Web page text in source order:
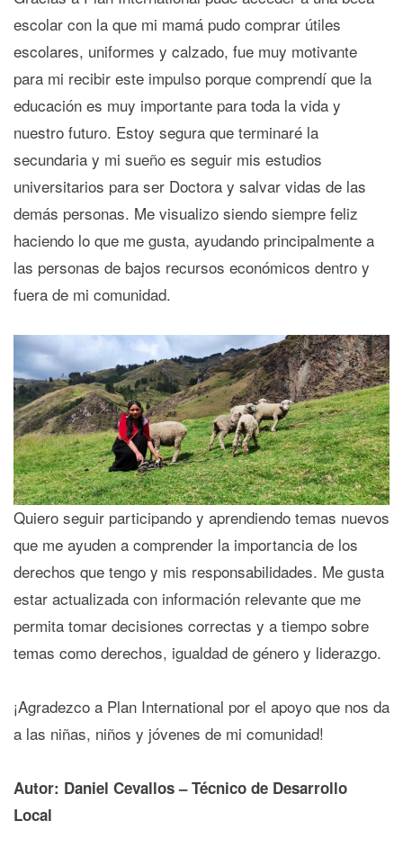
escolar con la que mi mamá pudo comprar útiles
escolares, uniformes y calzado, fue muy motivante
para mi recibir este impulso porque comprendí que la
educación es muy importante para toda la vida y
nuestro futuro. Estoy segura que terminaré la
secundaria y mi sueño es seguir mis estudios
universitarios para ser Doctora y salvar vidas de las
demás personas. Me visualizo siendo siempre feliz
haciendo lo que me gusta, ayudando principalmente a
las personas de bajos recursos económicos dentro y
fuera de mi comunidad.
Quiero seguir participando y aprendiendo temas nuevos
que me ayuden a comprender la importancia de los
derechos que tengo y mis responsabilidades. Me gusta
estar actualizada con información relevante que me
permita tomar decisiones correctas y a tiempo sobre
temas como derechos, igualdad de género y liderazgo.
¡Agradezco a Plan International por el apoyo que nos da
a las niñas, niños y jóvenes de mi comunidad!
Autor: Daniel Cevallos – Técnico de Desarrollo
Local